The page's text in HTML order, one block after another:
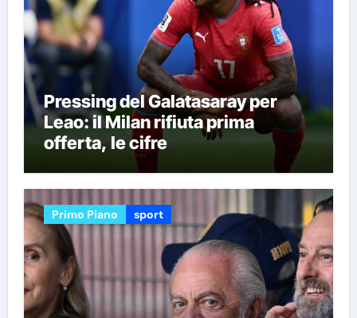
Pressing del Galatasaray per
Leao: il Milan rifiuta prima
offerta, le cifre
Primo Piano sport